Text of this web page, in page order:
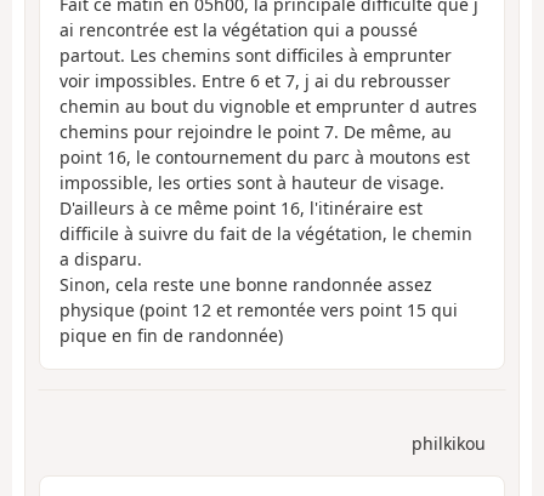
ai rencontrée est la végétation qui a poussé
partout. Les chemins sont difficiles à emprunter
voir impossibles. Entre 6 et 7, j ai du rebrousser
chemin au bout du vignoble et emprunter d autres
chemins pour rejoindre le point 7. De même, au
point 16, le contournement du parc à moutons est
impossible, les orties sont à hauteur de visage.
D'ailleurs à ce même point 16, l'itinéraire est
difficile à suivre du fait de la végétation, le chemin
a disparu.
Sinon, cela reste une bonne randonnée assez
physique (point 12 et remontée vers point 15 qui
pique en fin de randonnée)
philkikou